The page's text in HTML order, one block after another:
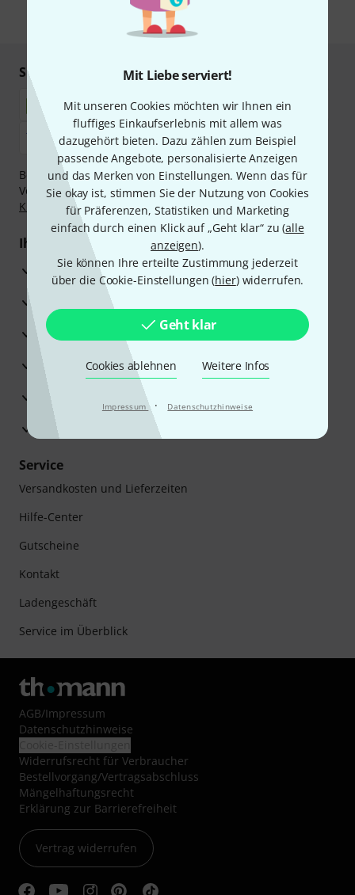
Mit Liebe serviert!
Mit unseren Cookies möchten wir Ihnen ein
fluffiges Einkaufserlebnis mit allem was
dazugehört bieten. Dazu zählen zum Beispiel
passende Angebote, personalisierte Anzeigen
und das Merken von Einstellungen. Wenn das für
Sie okay ist, stimmen Sie der Nutzung von Cookies
für Präferenzen, Statistiken und Marketing
einfach durch einen Klick auf „Geht klar“ zu (alle
anzeigen).
Sie können Ihre erteilte Zustimmung jederzeit
über die Cookie-Einstellungen (hier) widerrufen.
Geht klar
Cookies ablehnen Weitere Infos
Impressum · Datenschutzhinweise
* Pflichtfeld
Sicher einkaufen & bezahlen
Bezahlen Sie vertraulich und sicher per Nachnahme,
Vorkasse, PayPal, Amazon Pay,Klarna Sofort bezahlen,
Klarna Ratenzahlungoder Kreditkarte.
Ihre Vorteile
3 Jahre Thomann Garantie
30 Tage Money-Back-Garantie
Reparaturservice
Beratung durch Fachexperten
Zufriedenheitsgarantie
Europas größtes Versandlager
Service
Versandkosten und Lieferzeiten
Hilfe-Center
Gutscheine
Kontakt
Ladengeschäft
Service im Überblick
AGB/Impressum
Datenschutzhinweise
Widerrufsrecht für Verbraucher
Bestellvorgang/Vertragsabschluss
Mängelhaftungsrecht
Erklärung zur Barrierefreiheit
Vertrag widerrufen